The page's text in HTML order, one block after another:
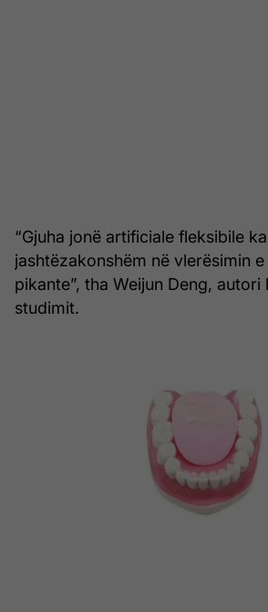
“Gjuha jonë artificiale fleksibile
jashtëzakonshëm në vlerësimin
pikante”, tha Weijun Deng, autori
studimit.